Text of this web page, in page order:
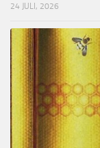
24 JULI, 2026